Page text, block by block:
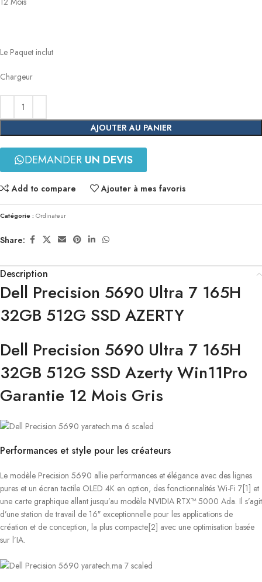
Le Paquet inclut
Chargeur
AJOUTER AU PANIER
DEMANDER UN DEVIS
Add to compare Ajouter à mes favoris
Catégorie : Ordinateur
Share:
Description
Dell Precision 5690 Ultra 7 165H
32GB 512G SSD AZERTY
Dell Precision 5690 Ultra 7 165H
32GB 512G SSD Azerty Win11Pro
Garantie 12 Mois Gris
Performances et style pour les créateurs
Le modèle Precision 5690 allie performances et élégance avec des lignes
pures et un écran tactile OLED 4K en option, des fonctionnalités Wi-Fi 7[1] et
une carte graphique allant jusqu’au modèle NVIDIA RTX™ 5000 Ada. Il s’agit
d’une station de travail de 16″ exceptionnelle pour les applications de
création et de conception, la plus compacte[2] avec une optimisation basée
sur l’IA.